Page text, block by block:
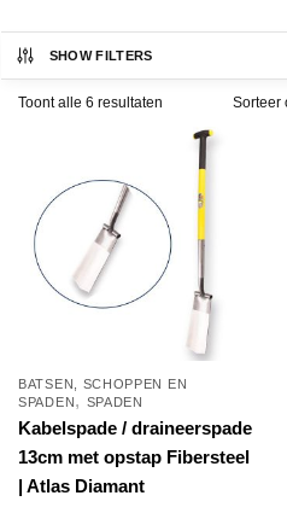
SHOW FILTERS
Toont alle 6 resultaten Gesorteerd
populariteit
BATSEN, SCHOPPEN EN
SPADEN, SPADEN
Kabelspade / draineerspade
13cm met opstap Fibersteel
| Atlas Diamant